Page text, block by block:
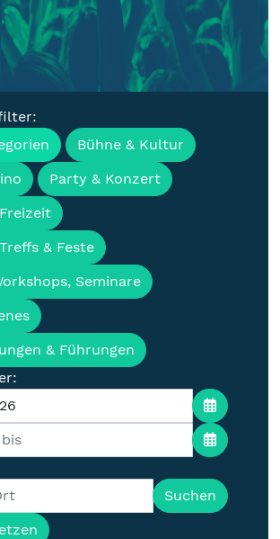
Termine &
für die Lausitz
Bühne & Kultur
Party & Konzert
& Feste
Seminare
& Führungen
Suchen